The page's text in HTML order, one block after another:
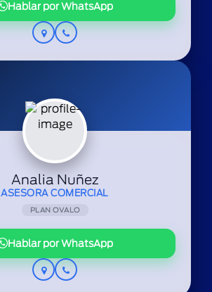
Hablar por WhatsApp
Analia Nuñez
PLAN OVALO
ASESORA COMERCIAL
Hablar por WhatsApp